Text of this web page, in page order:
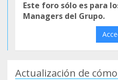
Este foro sólo es para
Managers del Grupo.
Actualización de